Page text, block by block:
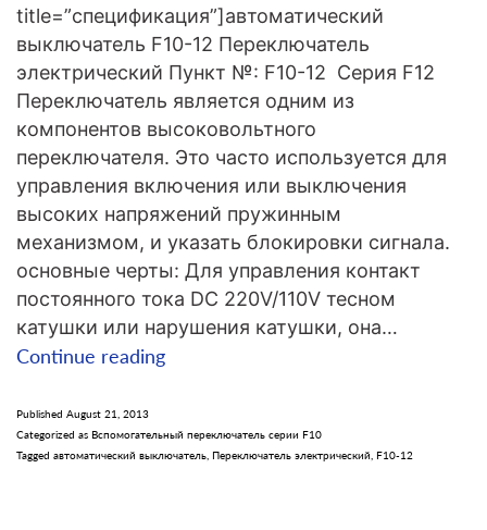
title=”спецификация”]автоматический
выключатель F10-12 Переключатель
электрический Пункт №: F10-12 Серия F12
Переключатель является одним из
компонентов высоковольтного
переключателя. Это часто используется для
управления включения или выключения
высоких напряжений пружинным
механизмом, и указать блокировки сигнала.
основные черты: Для управления контакт
постоянного тока DC 220V/110V тесном
катушки или нарушения катушки, она…
Continue readingF10-
электрический
Published August 21, 2013
Categorized as Вспомогательный переключатель серии F10
Tagged автоматический выключатель Переключатель электрический F10-12